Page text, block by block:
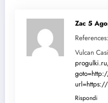
Zac 5
References:
Vulcan
Rispondi